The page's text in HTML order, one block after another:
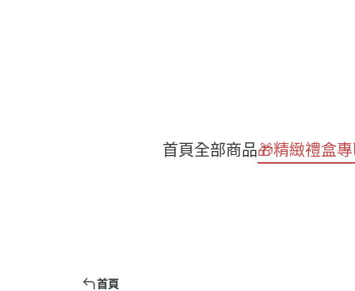
首頁全部商品🎁精緻禮盒
首頁